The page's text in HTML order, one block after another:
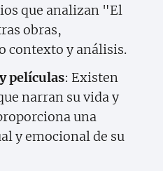
que analizan "El
obras,
contexto y análisis.
películas: Existen
narran su vida y
una
y emocional de su